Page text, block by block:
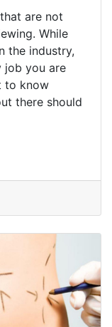
are not
While
the industry,
job you are
to know
there should